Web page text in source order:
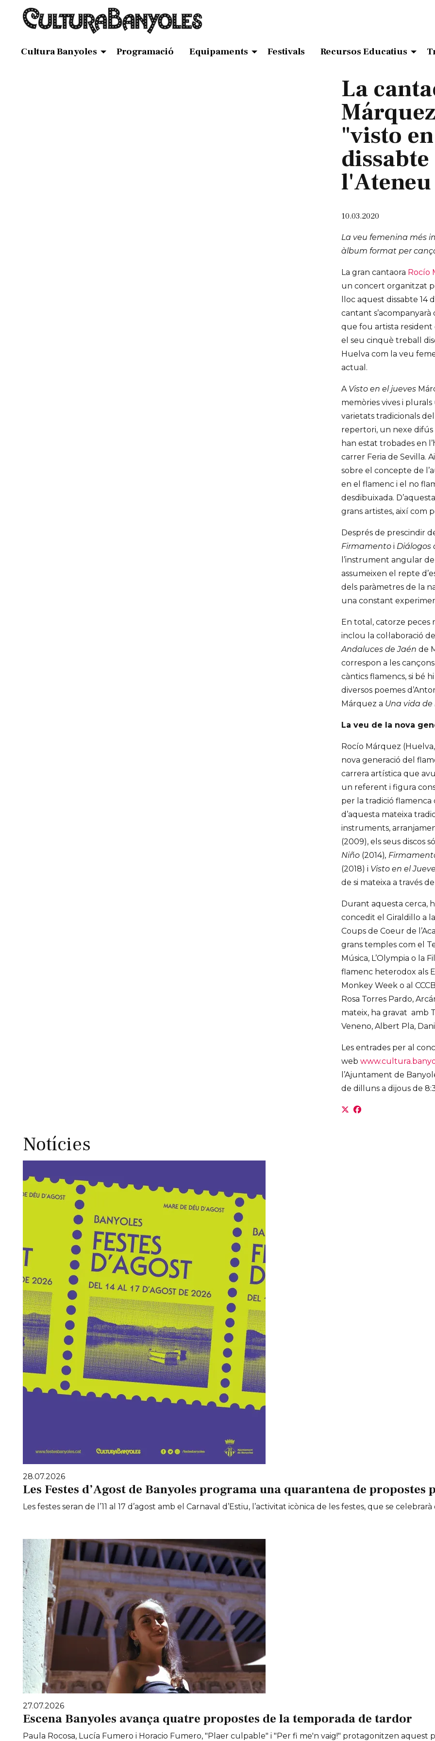
Cultura Banyoles Programació Equipaments Festivals Recursos Educatius
La
"visto
l'Ateneu
10.03.2020
La veu femenina més
àlbum format per
La gran cantaora Rocío
un concert organitzat
lloc aquest dissabte 14
cantant
que fou artista resident
el seu cinquè treball
Huelva com la veu
actual.
A Visto en el jueves
memòries vives i
varietats tradicionals
repertori, un nexe difús
han estat trobades en
carrer Feria de Sevilla.
sobre el concepte de
en el flamenc i el no
desdibuixada.
grans artistes, així com
Després de prescindir
Firmamento i Diálogos
l’instrument angular
assumeixen el repte
dels paràmetres de la
una constant
En total, catorze
inclou la col·laboració
Andaluces de Jaén de
correspon a les
càntics flamencs, si bé
diversos poemes
Márquez a Una vida de
La veu de la nova
Rocío Márquez
nova generació del
carrera artística que
un referent i figura
per la tradició flamenca
d’aquesta mateixa
instruments,
(2009), els seus discos
Niño (2014),
(2018) i Visto en el
de si mateixa a través
Durant aquesta cerca,
concedit el Giraldillo a
Coups de Coeur de
grans temples com el
Música, L’Olympia o la
flamenc heterodox als
Monkey Week o al
Rosa Torres Pardo,
mateix, ha gravat amb
Veneno, Albert Pla,
Les entrades per al
web
l’Ajuntament de
de dilluns a dijous de
Notícies
28.07.2026
Les Festes d’Agost de Banyoles programa una quarantena de propostes
Les festes seran de l’11 al 17 d’agost amb el Carnaval d’Estiu, l’activitat icònica de les festes, que se
27.07.2026
Escena Banyoles avança quatre propostes de la temporada de tardor
Paula Rocosa, Lucía Fumero i Horacio Fumero, "Plaer culpable" i "Per fi me'n vaig!" protagonitzen